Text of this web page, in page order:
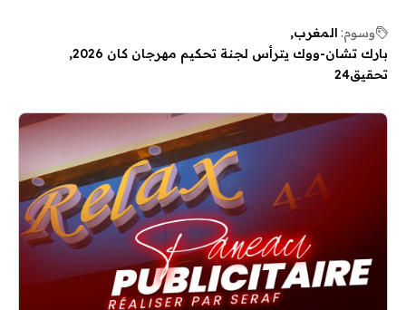
وسوم: المغرب
بارك تشان-ووك يترأس لجنة تحكيم مهرجان كان 2026
تحقيق24